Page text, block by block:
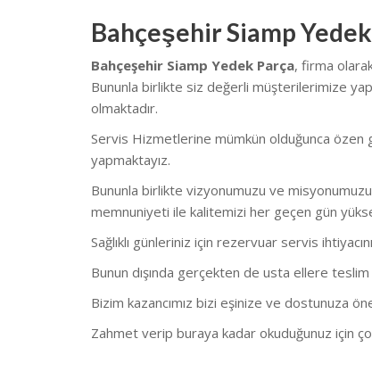
Bahçeşehir Siamp
Bahçeşehir Siamp Yedek Parça, firma
Bununla birlikte siz değerli müşterilerimize
olmaktadır.
Servis Hizmetlerine mümkün olduğunca özen
yapmaktayız.
Bununla birlikte vizyonumuzu ve
memnuniyeti ile kalitemizi her geçen gün
Sağlıklı günleriniz için rezervuar servis
Bunun dışında gerçekten de usta ellere teslim
Bizim kazancımız bizi eşinize ve dostunuza
Zahmet verip buraya kadar okuduğunuz için